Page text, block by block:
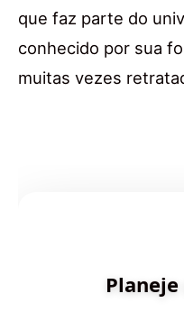
que faz parte do
conhecido por sua
muitas vezes